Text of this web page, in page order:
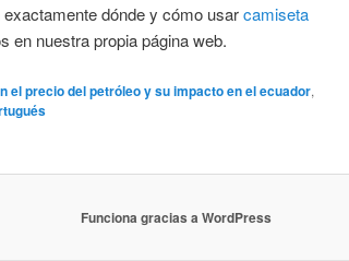
dónde y cómo usarcamiseta
en nuestra propia página web.
el precio del petróleo y su impacto en el ecuador,
Funciona gracias a WordPress